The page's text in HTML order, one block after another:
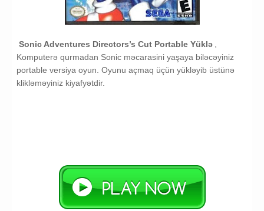
Sonic Adventures Directors’s Cut Portable Yüklə ,
Komputerə qurmadan Sonic məcarasini yaşaya biləcəyiniz
portable versiya oyun. Oyunu açmaq üçün yükləyib üstünə
klikləməyiniz kiyafyətdir.